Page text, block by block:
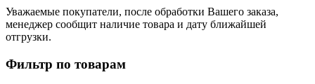
Уважаемые покупатели, после обработки Вашего заказа,
менеджер сообщит наличие товара и дату ближайшей
отгрузки.
Фильтр по товарам